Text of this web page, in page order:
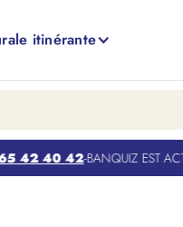
itinérante
42 40 42-BANQUIZ EST